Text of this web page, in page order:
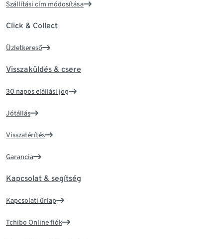
Szállítási cím módosítása
Click & Collect
Üzletkereső
Visszaküldés & csere
30 napos elállási jog
Jótállás
Visszatérítés
Garancia
Kapcsolat & segítség
Kapcsolati űrlap
Tchibo Online fiók